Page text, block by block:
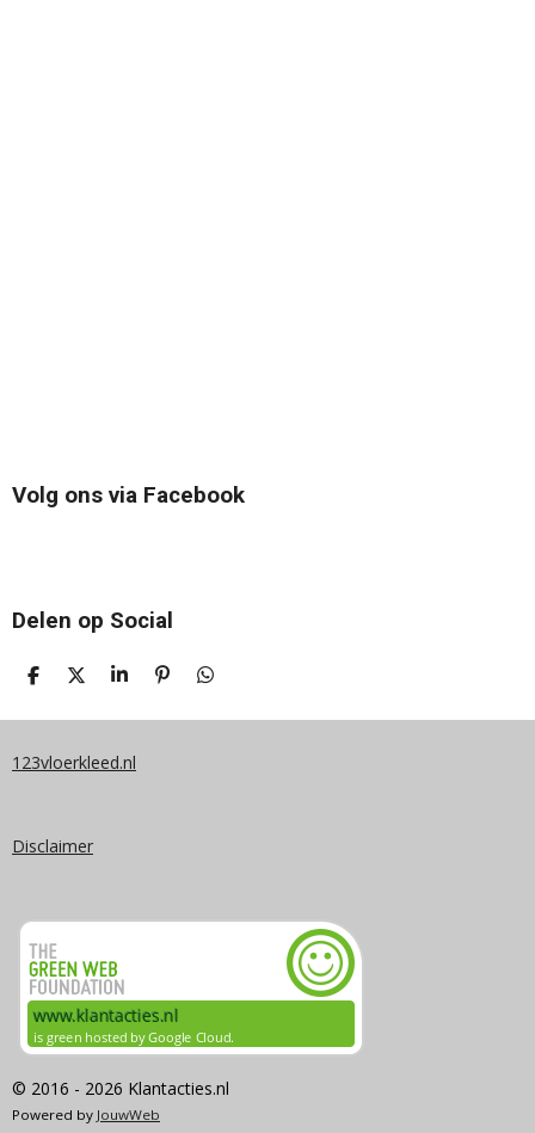
Volg ons via Facebook
Delen op Social
D
L
N
D
E
S
A
E
P
N
D
L
123vloerkleed.nl
Disclaimer
© 2016 - 2026 Klantacties.nl
Powered by JouwWeb